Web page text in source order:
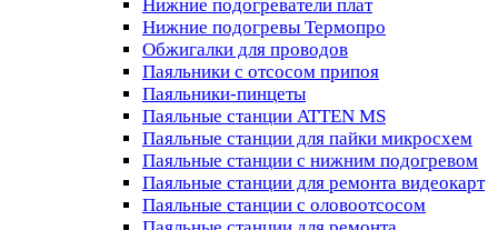
Нижние подогреватели плат
Нижние подогревы Термопро
Обжигалки для проводов
Паяльники с отсосом припоя
Паяльники-пинцеты
Паяльные станции ATTEN MS
Паяльные станции для пайки микросхем
Паяльные станции с нижним подогревом
Паяльные станции для ремонта видеокарт
Паяльные станции с оловоотсосом